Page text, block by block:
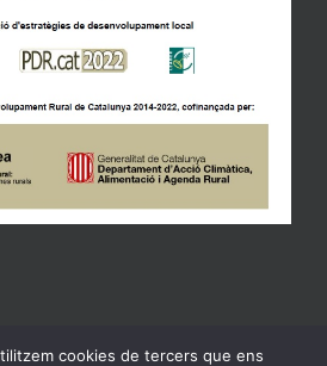
cookies de tercers que ens